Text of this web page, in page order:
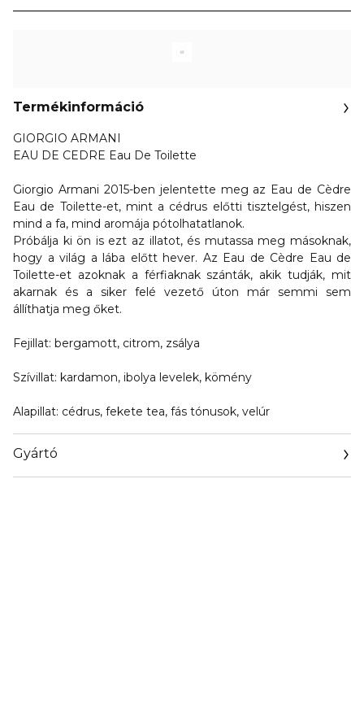
Termékinformáció
GIORGIO ARMANI
EAU DE CEDRE Eau De Toilette
Giorgio Armani 2015-ben jelentette meg az Eau de Cèdre
Eau de Toilette-et, mint a cédrus előtti tisztelgést, hiszen
mind a fa, mind aromája pótolhatatlanok.
Próbálja ki ön is ezt az illatot, és mutassa meg másoknak,
hogy a világ a lába előtt hever. Az Eau de Cèdre Eau de
Toilette-et azoknak a férfiaknak szánták, akik tudják, mit
akarnak és a siker felé vezető úton már semmi sem
állíthatja meg őket.
Fejillat: bergamott, citrom, zsálya
Szívillat: kardamon, ibolya levelek, kömény
Alapillat: cédrus, fekete tea, fás tónusok, velúr
Gyártó